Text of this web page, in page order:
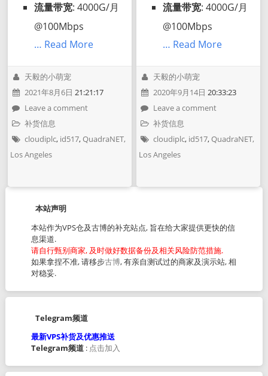
流量带宽: 4000G/月
@100Mbps
… Read More
天毅的小萌宠
2021年8月6日 21:21:17
Leave a comment
补货信息
cloudiplc, id517,QuadraNET,
Los Angeles
流量带宽: 4000G/月
@100Mbps
… Read More
天毅的小萌宠
2020年9月14日 20:33:23
Leave a comment
补货信息
cloudiplc, id517,QuadraNET,
Los Angeles
本站声明
本站作为VPS仓及古博的补充站点, 旨在给大家提供更快的信
息渠道.
请自行甄别商家, 及时做好数据备份及相关风险防范措施.
如果拿捏不准, 请移步古博, 有亲自测试过的商家及演示站, 相
对稳妥.
Telegram频道
最新VPS补货及优惠推送
Telegram频道: 点击加入